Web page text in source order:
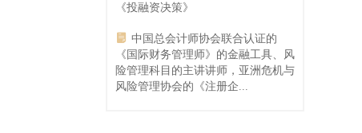
《投融资决策》
中国总会计师协会联合认证的
《国际财务管理师》的金融工具、风
险管理科目的主讲讲师，亚洲危机与
风险管理协会的《注册企...